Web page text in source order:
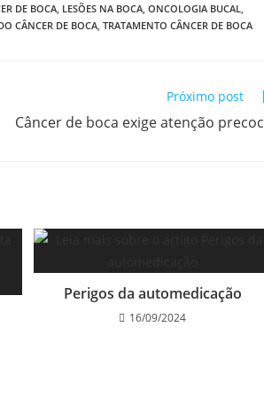
DE BOCA, LESÕES NA BOCA, ONCOLOGIA BUCAL,
CÂNCER DE BOCA, TRATAMENTO CÂNCER DE BOCA
Próximo post
Câncer de boca exige atenção
Perigos da automedicação
16/09/2024